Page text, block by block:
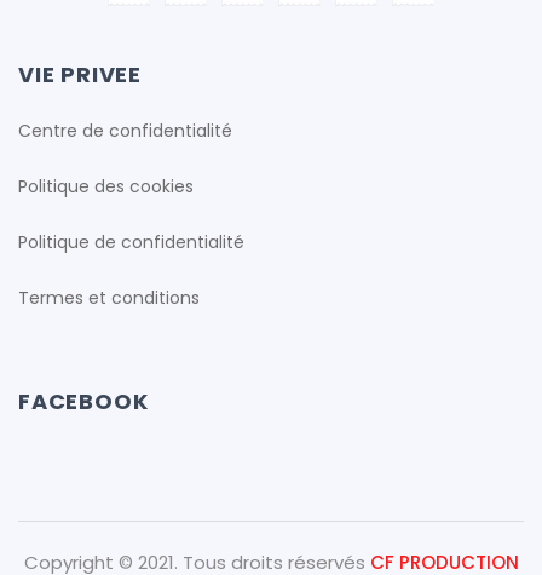
VIE PRIVEE
Centre de confidentialité
Politique des cookies
Politique de confidentialité
Termes et conditions
FACEBOOK
Copyright © 2021. Tous droits réservés CF PRODUCTION